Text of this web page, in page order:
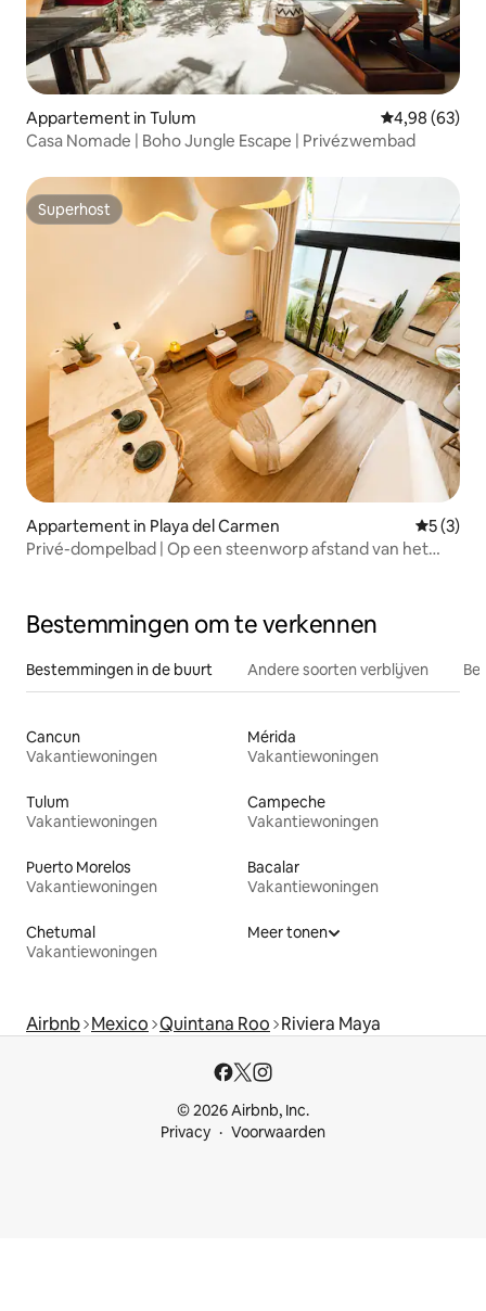
Appartement in Tulum Gemiddelde
4,98 (63)
Casa Nomade | Boho Jungle Escape | Privézwembad
Superhost
Superhost
Appartement in Playa del Carmen
5 (3)
Privé-dompelbad | Op een steenworp afstand van het
Bestemmingen om te verkennen
Bestemmingen in de buurt Andere soorten verblijven
Cancun
Vakantiewoningen
Mérida
Vakantiewoningen
Tulum
Vakantiewoningen
Campeche
Vakantiewoningen
Puerto Morelos
Vakantiewoningen
Bacalar
Vakantiewoningen
Chetumal
Vakantiewoningen
Meer tonen
Airbnb Mexico Quintana Roo Riviera Maya
© 2026 Airbnb, Inc.
Privacy
Voorwaarden